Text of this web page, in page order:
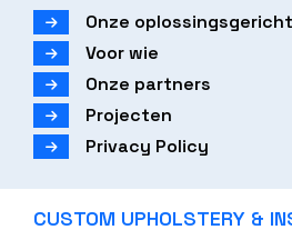
Onze
Voor wie
Onze partners
Projecten
Privacy Policy
CUSTOM UPHOLSTERY &